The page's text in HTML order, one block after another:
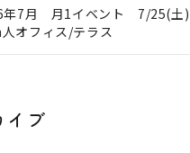
年7月 月1イベント 7/25(土)
オフィス/テラス
イブ